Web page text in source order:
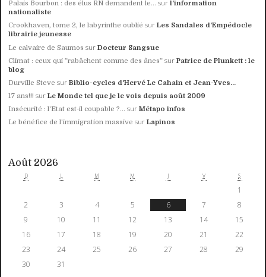
Palais Bourbon : des élus RN demandent le... surl'information
nationaliste
Crookhaven, tome 2, le labyrinthe oublié surLes Sandales d'Empédocle
librairie jeunesse
Le calvaire de Saumos surDocteur Sangsue
Climat : ceux qui ”rabâchent comme des ânes” surPatrice de Plunkett : le
blog
Durville Steve surBiblio-cycles d'Hervé Le Cahain et Jean-Yves...
17 ans!!! surLe Monde tel que je le vois depuis août 2009
Insécurité : l'Etat est-il coupable ?... surMétapo infos
Le bénéfice de l'immigration massive surLapinos
Août 2026
D L M M J V S
1
2
3 4 5 6 7
8
9
10 11 12 13 14
15
16
17 18 19 20 21
22
23
24 25 26 27 28
29
30
31